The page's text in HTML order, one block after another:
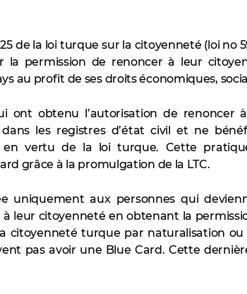
de la loi turque sur la citoyenneté (loi no
la permission de renoncer à leur
au profit de ses droits économiques,
ont obtenu l’autorisation de renoncer
les registres d’état civil et ne
en vertu de la loi turque. Cette
grâce à la promulgation de la LTC.
uniquement aux personnes qui
leur citoyenneté en obtenant la
citoyenneté turque par naturalisation
pas avoir une Blue Card. Cette